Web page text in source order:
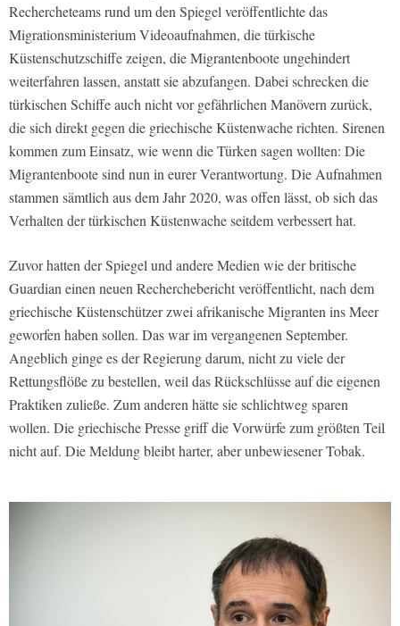
Rechercheteams rund um den Spiegel veröffentlichte das
Migrationsministerium Videoaufnahmen, die türkische
Küstenschutzschiffe zeigen, die Migrantenboote ungehindert
weiterfahren lassen, anstatt sie abzufangen. Dabei schrecken die
türkischen Schiffe auch nicht vor gefährlichen Manövern zurück,
die sich direkt gegen die griechische Küstenwache richten. Sirenen
kommen zum Einsatz, wie wenn die Türken sagen wollten: Die
Migrantenboote sind nun in eurer Verantwortung. Die Aufnahmen
stammen sämtlich aus dem Jahr 2020, was offen lässt, ob sich das
Verhalten der türkischen Küstenwache seitdem verbessert hat.
Zuvor hatten derSpiegel und andere Medien wie der britische
Guardian einen neuen Recherchebericht veröffentlicht, nach dem
griechische Küstenschützer zwei afrikanische Migranten ins Meer
geworfen haben sollen. Das war im vergangenen September.
Angeblich ginge es der Regierung darum, nicht zu viele der
Rettungsflöße zu bestellen, weil das Rückschlüsse auf die eigenen
Praktiken zuließe. Zum anderen hätte sie schlichtweg sparen
wollen. Die griechische Presse griff die Vorwürfe zum größten Teil
nicht auf. Die Meldung bleibt harter, aber unbewiesener Tobak.